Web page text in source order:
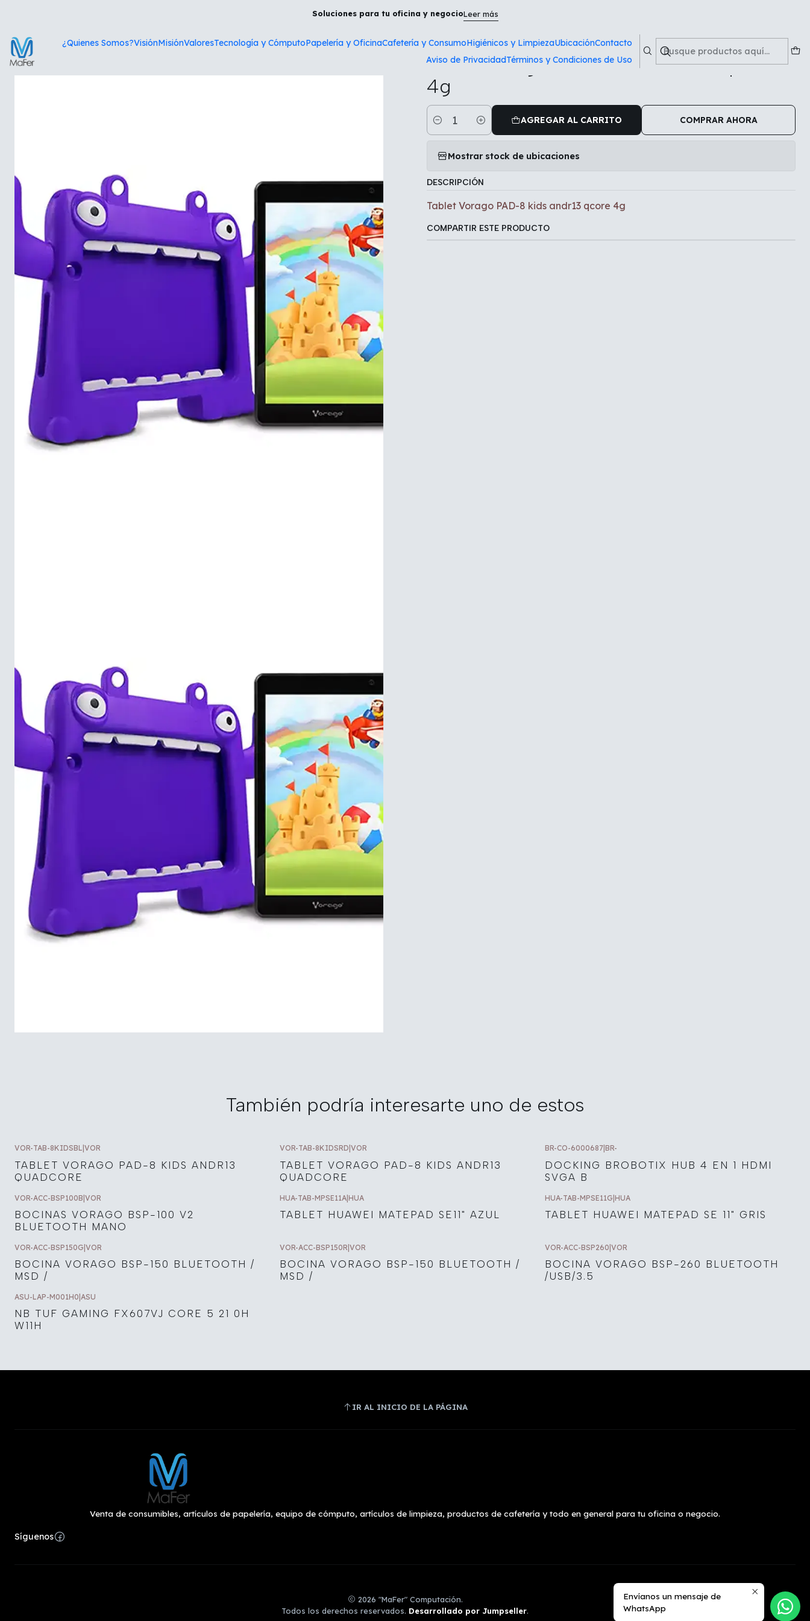
¿Quienes Somos?VisiónMisiónValoresTecnología y CómputoPapelería y OficinaCafetería y ConsumoHigiénicos y LimpiezaUbicaciónContacto
Aviso de PrivacidadTérminos y Condiciones de Uso
Soluciones para tu oficina y negocioLeer más
Tecnología y Cómputo Tablet Vorago PAD-8 kids andr13 qcore 4g
Tablet Vorago PAD-8 kids andr13 qcore
4g
Cantidad
AGREGAR AL CARRITO COMPRAR AHORA
Mostrar stock de ubicaciones
DESCRIPCIÓN
Tablet Vorago PAD-8 kids andr13 qcore 4g
COMPARTIR ESTE PRODUCTO
También podría interesarte uno de estos
VOR-TAB-8KIDSBL VOR
TABLET VORAGO PAD-8 KIDS ANDR13
QUADCORE
VOR-TAB-8KIDSRD VOR
TABLET VORAGO PAD-8 KIDS ANDR13
QUADCORE
BR-CO-6000687| BR-
DOCKING BROBOTIX HUB 4 EN 1 HDMI
SVGA B
VOR-ACC-BSP100B|VOR
BOCINAS VORAGO BSP-100 V2
BLUETOOTH MANO
HUA-TAB-MPSE11A|HUA
TABLET HUAWEI MATEPAD SE11" AZUL
HUA-TAB-MPSE11G|HUA
TABLET HUAWEI MATEPAD SE 11" GRIS
VOR-ACC-BSP150G VOR
BOCINA VORAGO BSP-150 BLUETOOTH /
MSD /
VOR-ACC-BSP150R VOR
BOCINA VORAGO BSP-150 BLUETOOTH /
MSD /
VOR-ACC-BSP260 VOR
BOCINA VORAGO BSP-260 BLUETOOTH
/USB/3.5
ASU-LAP-M001H0 ASU
NB TUF GAMING FX607VJ CORE 5 21 0H
W11H
IR AL INICIO DE LA PÁGINA
Venta de consumibles, artículos de papelería, equipo de cómputo, artículos de limpieza, productos de cafetería y todo en general para tu oficina o negocio.
Síguenos
2026 "MaFer" Computación.
Todos los derechos reservados. Desarrollado por Jumpseller.
Envíanos un mensaje de
WhatsApp